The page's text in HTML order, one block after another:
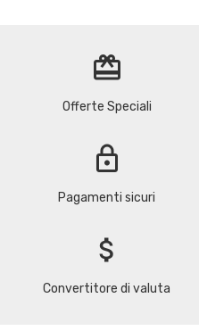
redeem
Offerte Speciali
lock
Pagamenti sicuri
attach_money
Convertitore di valuta